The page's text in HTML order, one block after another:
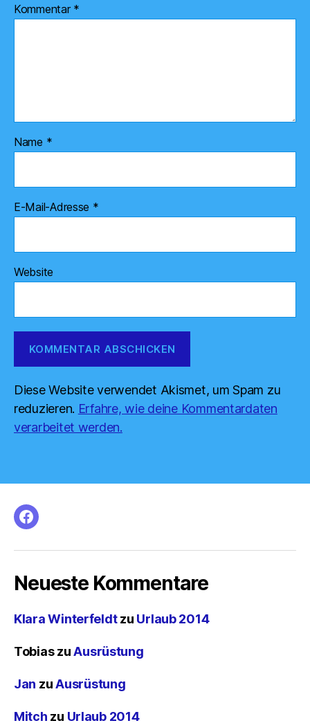
Kommentar *
Name *
E-Mail-Adresse *
Website
Diese Website verwendet Akismet, um Spam zu
reduzieren. Erfahre, wie deine Kommentardaten
verarbeitet werden.
facebook
Neueste Kommentare
Klara Winterfeldtzu Urlaub 2014
TobiaszuAusrüstung
Jan zuAusrüstung
Mitch zu Urlaub 2014